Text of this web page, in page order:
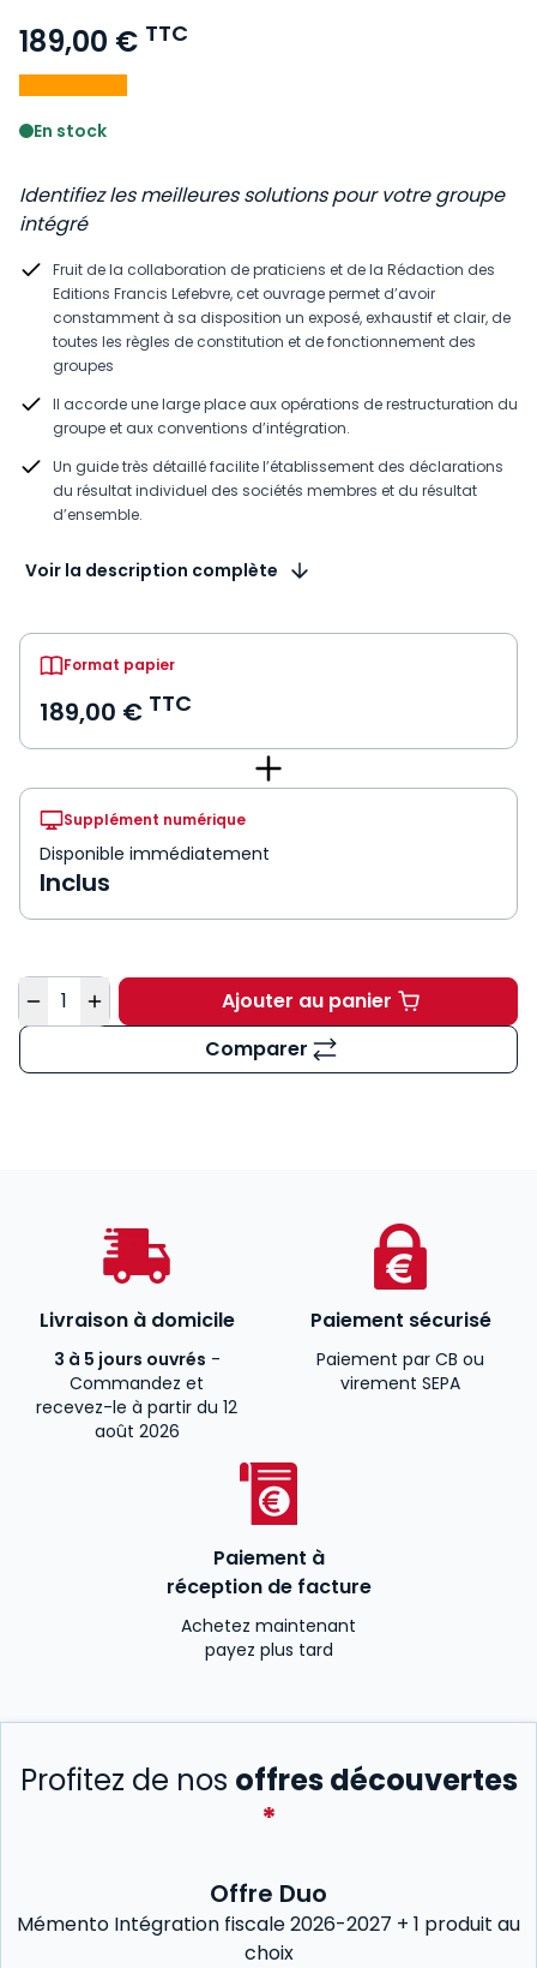
189,00 € TTC
Voir le détail des avis
En stock
Identifiez les meilleures solutions pour votre groupe
intégré
Fruit de la collaboration de praticiens et de la Rédaction des
Editions Francis Lefebvre, cet ouvrage permet d’avoir
constamment à sa disposition un exposé, exhaustif et clair, de
toutes les règles de constitution et de fonctionnement des
groupes
Il accorde une large place aux opérations de restructuration du
groupe et aux conventions d’intégration.
Un guide très détaillé facilite l’établissement des déclarations
du résultat individuel des sociétés membres et du résultat
d’ensemble.
Voir la description complète
Format papier
189,00 € TTC
Supplément numérique
Disponible immédiatement
Inclus
Quantité Ajouter au panierMémento Intégration
Comparer
Livraison à domicile
3 à 5 jours ouvrés -
Commandez et
recevez-le à partir du 12
août 2026
Paiement sécurisé
Paiement par CB ou
virement SEPA
Paiement à
réception de facture
Achetez maintenant
payez plus tard
Profitez de nos offres découvertes
*
Offre Duo
Mémento Intégration fiscale 2026-2027 + 1 produit au
choix